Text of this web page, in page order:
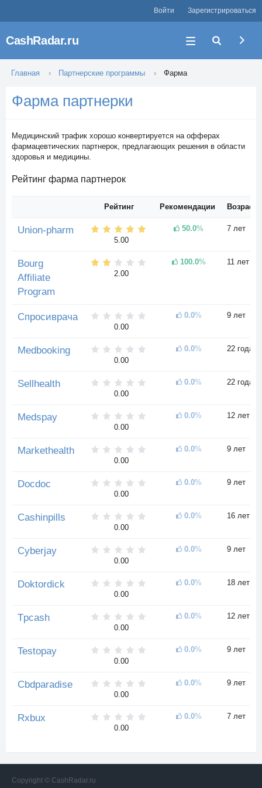
Войти Зарегистрироваться
CashRadar.ru
Главная Партнерские программы Фарма
Фарма партнерки
Медицинский трафик хорошо конвертируется на офферах
фармацевтических партнерок, предлагающих решения в области
здоровья и медицины.
Рейтинг фарма партнерок
Рейтинг Рекомендации Возраст
Union-pharm
5.00
50.0% 7 лет
Bourg
Affiliate
Program
2.00
100.0% 11 лет
Спросиврача
0.00
0.0% 9 лет
Medbooking
0.00
0.0% 22 года
Sellhealth
0.00
0.0% 22 года
Medspay
0.00
0.0% 12 лет
Markethealth
0.00
0.0% 9 лет
Docdoc
0.00
0.0% 9 лет
Cashinpills
0.00
0.0% 16 лет
Cyberjay
0.00
0.0% 9 лет
Doktordick
0.00
0.0% 18 лет
Tpcash
0.00
0.0% 12 лет
Testopay
0.00
0.0% 9 лет
Cbdparadise
0.00
0.0% 9 лет
Rxbux
0.00
0.0% 7 лет
Copyright © CashRadar.ru